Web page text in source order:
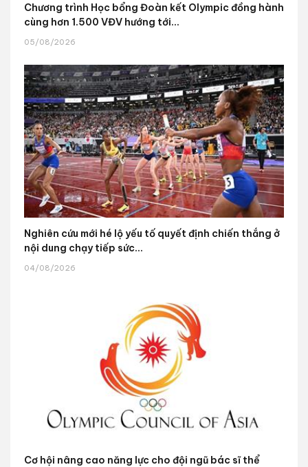
Chương trình Học bổng Đoàn kết Olympic đồng hành
cùng hơn 1.500 VĐV hướng tới...
05/08/2026
Nghiên cứu mới hé lộ yếu tố quyết định chiến thắng ở
nội dung chạy tiếp sức...
04/08/2026
Cơ hội nâng cao năng lực cho đội ngũ bác sĩ thể